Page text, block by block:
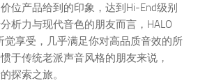
位产品给到的印象，达到Hi-End级别
析力与现代音色的朋友而言，HALO
觉享受，几乎满足你对高品质音效的所
于传统老派声音风格的朋友来说，
探索之旅。